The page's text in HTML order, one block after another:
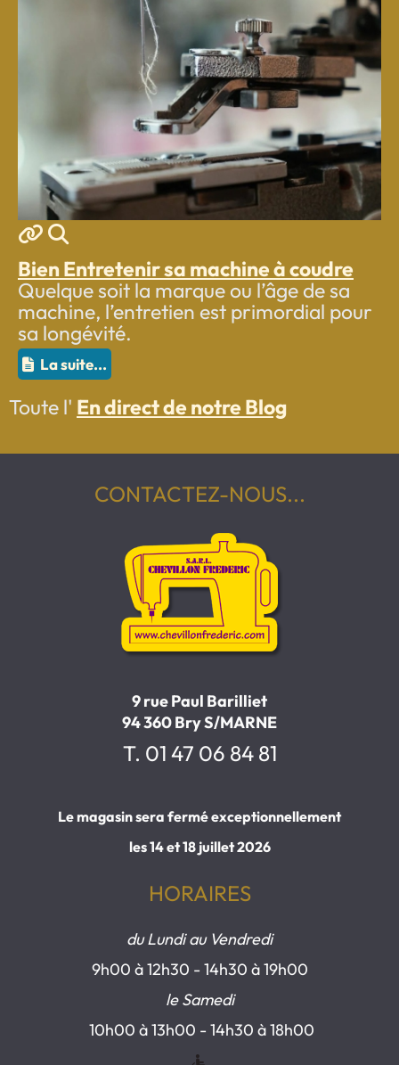
Bien Entretenir sa machine à coudre
Quelque soit la marque ou l’âge de sa
machine, l’entretien est primordial pour
sa longévité.
La suite...
Toute l' En direct de notre Blog
CONTACTEZ-NOUS...
9 rue Paul Barilliet
94 360 Bry S/MARNE
T. 01 47 06 84 81
Le magasin sera fermé exceptionnellement
les 14 et 18 juillet 2026
HORAIRES
du Lundi au Vendredi
9h00 à 12h30 - 14h30 à 19h00
le Samedi
10h00 à 13h00 - 14h30 à 18h00